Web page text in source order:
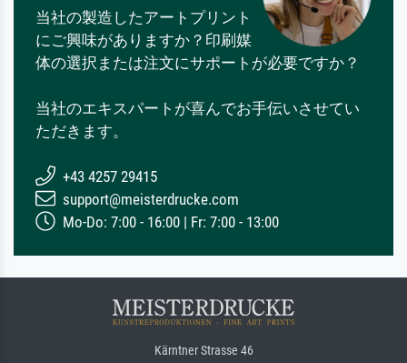
当社の製造したアートプリント
にご興味がありますか？印刷媒
体の選択または注文にサポートが必要ですか？
当社のエキスパートが喜んでお手伝いさせてい
ただきます。
+43 4257 29415
support@meisterdrucke.com
Mo-Do: 7:00 - 16:00 | Fr: 7:00 - 13:00
Kärntner Strasse 46